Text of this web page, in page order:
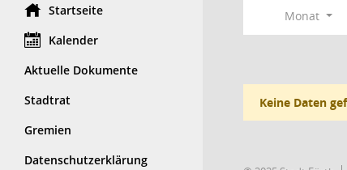
Startseite
Kalender
Aktuelle Dokumente
Stadtrat
Gremien
Datenschutzerklärung
Monat
Keine Daten